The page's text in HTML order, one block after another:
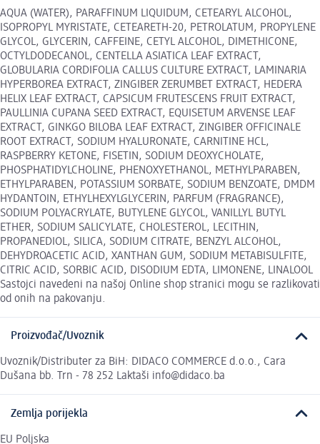
AQUA (WATER), PARAFFINUM LIQUIDUM, CETEARYL ALCOHOL,
ISOPROPYL MYRISTATE, CETEARETH-20, PETROLATUM, PROPYLENE
GLYCOL, GLYCERIN, CAFFEINE, CETYL ALCOHOL, DIMETHICONE,
OCTYLDODECANOL, CENTELLA ASIATICA LEAF EXTRACT,
GLOBULARIA CORDIFOLIA CALLUS CULTURE EXTRACT, LAMINARIA
HYPERBOREA EXTRACT, ZINGIBER ZERUMBET EXTRACT, HEDERA
HELIX LEAF EXTRACT, CAPSICUM FRUTESCENS FRUIT EXTRACT,
PAULLINIA CUPANA SEED EXTRACT, EQUISETUM ARVENSE LEAF
EXTRACT, GINKGO BILOBA LEAF EXTRACT, ZINGIBER OFFICINALE
ROOT EXTRACT, SODIUM HYALURONATE, CARNITINE HCL,
RASPBERRY KETONE, FISETIN, SODIUM DEOXYCHOLATE,
PHOSPHATIDYLCHOLINE, PHENOXYETHANOL, METHYLPARABEN,
ETHYLPARABEN, POTASSIUM SORBATE, SODIUM BENZOATE, DMDM
HYDANTOIN, ETHYLHEXYLGLYCERIN, PARFUM (FRAGRANCE),
SODIUM POLYACRYLATE, BUTYLENE GLYCOL, VANILLYL BUTYL
ETHER, SODIUM SALICYLATE, CHOLESTEROL, LECITHIN,
PROPANEDIOL, SILICA, SODIUM CITRATE, BENZYL ALCOHOL,
DEHYDROACETIC ACID, XANTHAN GUM, SODIUM METABISULFITE,
CITRIC ACID, SORBIC ACID, DISODIUM EDTA, LIMONENE, LINALOOL
Sastojci navedeni na našoj Online shop stranici mogu se razlikovati
od onih na pakovanju.
Proizvođač/Uvoznik
Uvoznik/Distributer za BiH: DIDACO COMMERCE d.o.o., Cara
Dušana bb. Trn - 78 252 Laktaši info@didaco.ba
Zemlja porijekla
EU Poljska